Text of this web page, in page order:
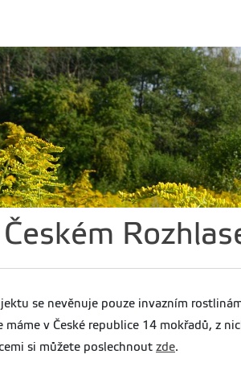
se nevěnuje pouze invazním
v České republice 14 mokřadů, z
si můžete poslechnout zde.